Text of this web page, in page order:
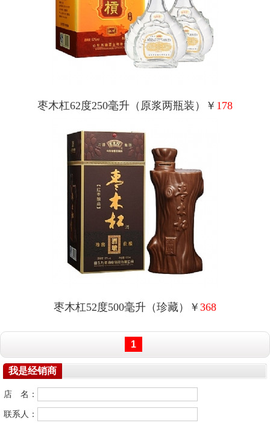
枣木杠62度250毫升（原浆两瓶装）￥ 178
枣木杠52度500毫升（珍藏）￥ 368
1
我是经销商
店 名：
联系人：